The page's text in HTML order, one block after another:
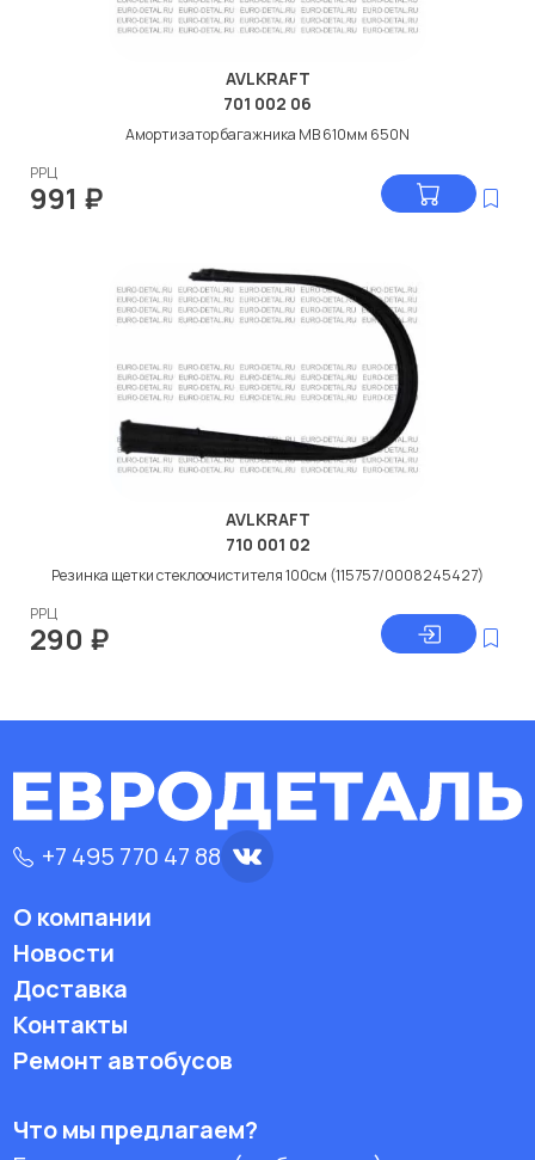
AVLKRAFT
701 002 06
Амортизатор багажника МВ 610мм 650N
РРЦ
991 ₽
AVLKRAFT
710 001 02
Резинка щетки стеклоочистителя 100см (115757/0008245427)
РРЦ
290 ₽
+7 495 770 47 88
О компании
Новости
Доставка
Контакты
Ремонт автобусов
Что мы предлагаем?